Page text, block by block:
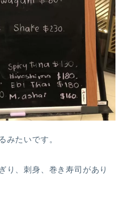
みたいです。
り、刺身、巻き寿司があり